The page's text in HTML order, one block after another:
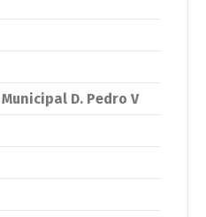
D. Pedro V